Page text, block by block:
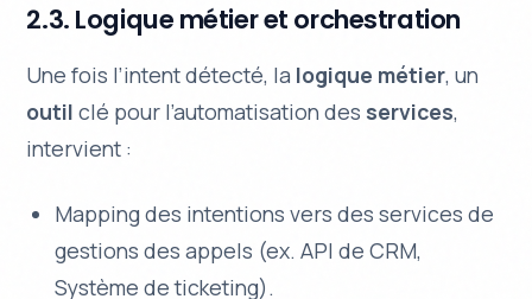
2.3. Logique métier et orchestration
Une fois l’intent détecté, la logique métier, un
outil clé pour l’automatisation des services,
intervient :
Mapping des intentions vers des services de
gestions des appels (ex. API de CRM,
Système de ticketing).